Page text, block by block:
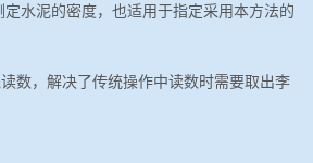
水泥的密度，也适用于指定采用本方法的
数，解决了传统操作中读数时需要取出李